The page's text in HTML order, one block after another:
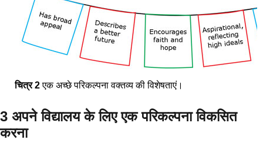
चित्र2एक अच्छे परिकल्पना वक्तव्य की विशेषताएं।
3 अपने विद्यालय के लिए एक परिकल्पना विकसित
करना